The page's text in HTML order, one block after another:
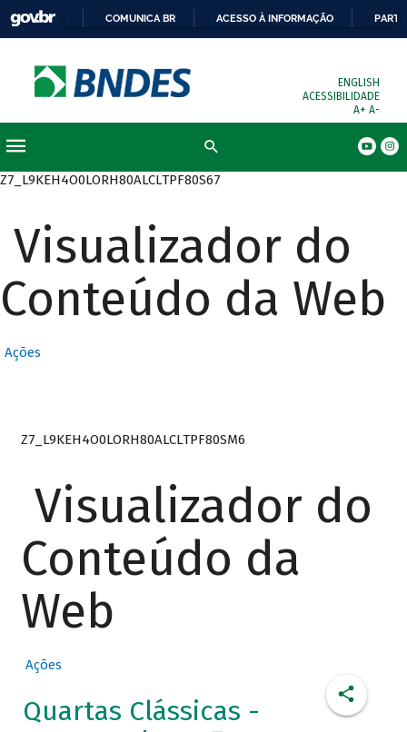
COMUNICA BR ACESSO À INFORMAÇÃO
ENGLISH
ACESSIBILIDADE
A+ A-
Z7_L9KEH4O0LORH80ALCLTPF80S67
Visualizador do
Conteúdo da Web
Ações
Z7_L9KEH4O0LORH80ALCLTPF80SM6
Visualizador do
Conteúdo da
Web
Ações
Quartas Clássicas -